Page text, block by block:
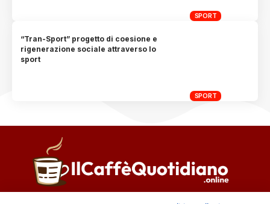
SPORT
SPORT
“Tran-Sport” progetto di coesione e
rigenerazione sociale attraverso lo
sport